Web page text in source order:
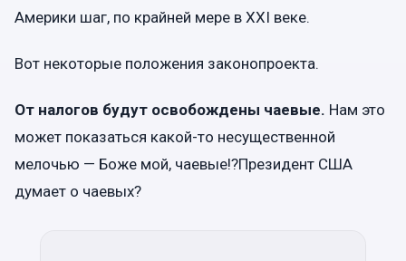
Америки шаг, по крайней мере в ХХI веке.
Вот некоторые положения законопроекта.
От налогов будут освобождены чаевые. Нам это
может показаться какой-то несущественной
мелочью — Боже мой, чаевые!?Президент США
думает о чаевых?